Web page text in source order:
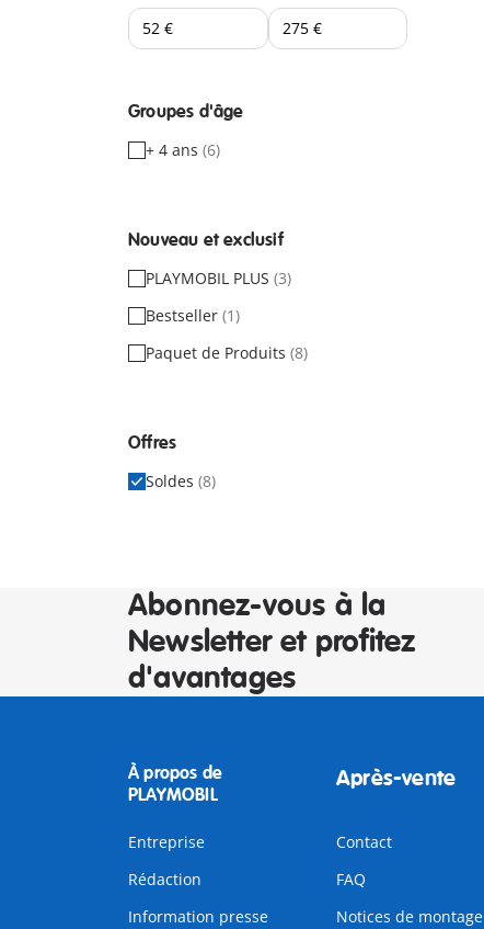
Groupes d'âge
+ 4 ans (6)
Nouveau et exclusif
PLAYMOBIL PLUS (3)
Bestseller (1)
Paquet de Produits (8)
Offres
Soldes (8)
Abonnez-vous à la
Newsletter et profitez
d'avantages
À propos de
PLAYMOBIL
Entreprise
Rédaction
Information presse
Après-vente
Contact
FAQ
Notices de montage